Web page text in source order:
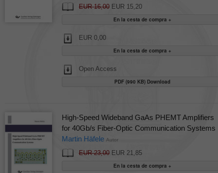
EUR 16,00EUR 15,20
EUR 0,00
Open Access
PDF (990 KB) Download
High-Speed Wideband GaAs PHEMT Amplifiers
for 40Gb/s Fiber-Optic Communication Systems
Martin Häfele Autor
EUR 23,00EUR 21,85